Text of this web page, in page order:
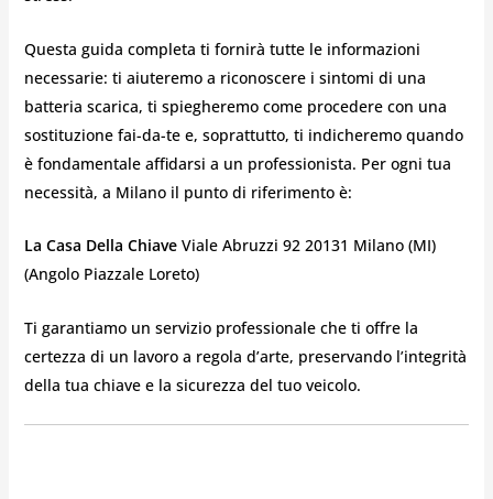
Questa guida completa ti fornirà tutte le informazioni
necessarie: ti aiuteremo a riconoscere i sintomi di una
batteria scarica, ti spiegheremo come procedere con una
sostituzione fai-da-te e, soprattutto, ti indicheremo quando
è fondamentale affidarsi a un professionista. Per ogni tua
necessità, a Milano il punto di riferimento è:
La Casa Della ChiaveViale Abruzzi 92 20131 Milano (MI)
(Angolo Piazzale Loreto)
Ti garantiamo un servizio professionale che ti offre la
certezza di un lavoro a regola d’arte, preservando l’integrità
della tua chiave e la sicurezza del tuo veicolo.